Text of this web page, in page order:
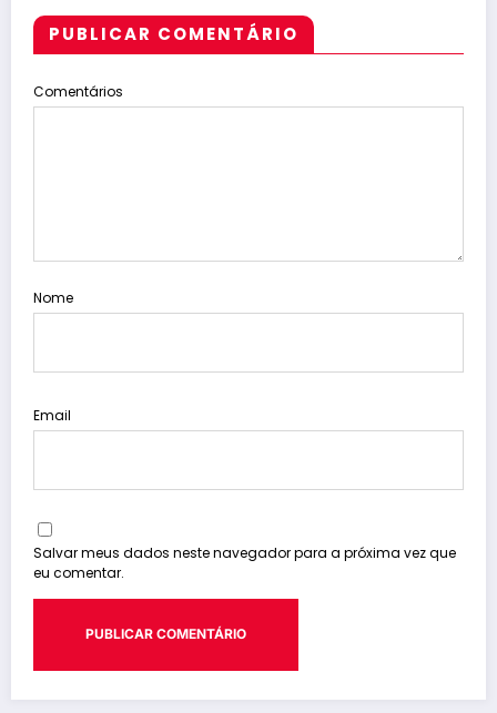
PUBLICAR COMENTÁRIO
Comentários
Nome
Email
Salvar meus dados neste navegador para a próxima vez que
eu comentar.